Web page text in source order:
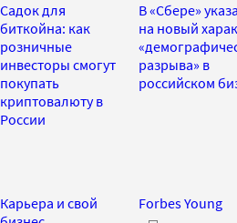
Садок для
биткойна: как
розничные
инвесторы смогут
покупать
криптовалюту в
России
В «Сбере»
на новый
разрыва» в
российском
Карьера и свой
Forbes Young